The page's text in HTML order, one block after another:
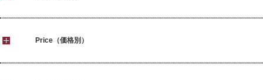
Price（価格別）